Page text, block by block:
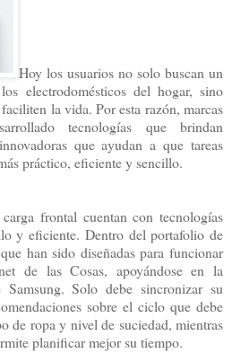
Hoy los usuarios no solo buscan un
electrodomésticos del hogar, sino
la vida. Por esta razón, marcas
tecnologías que brindan
que ayudan a que tareas
práctico, eficiente y sencillo.
frontal cuentan con tecnologías
y eficiente. Dentro del portafolio de
han sido diseñadas para funcionar
de las Cosas, apoyándose en la
Samsung. Solo debe sincronizar su
sobre el ciclo que debe
de ropa y nivel de suciedad, mientras
planificar mejor su tiempo.